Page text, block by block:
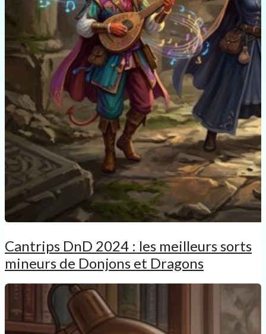
Cantrips DnD 2024 : les meilleurs sorts
mineurs de Donjons et Dragons